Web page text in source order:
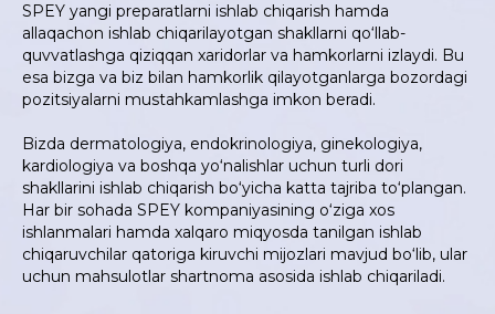
SPEY yangi preparatlarni ishlab chiqarish hamda
allaqachon ishlab chiqarilayotgan shakllarni qo‘llab-
quvvatlashga qiziqqan xaridorlar va hamkorlarni izlaydi. Bu
esa bizga va biz bilan hamkorlik qilayotganlarga bozordagi
pozitsiyalarni mustahkamlashga imkon beradi.
Bizda dermatologiya, endokrinologiya, ginekologiya,
kardiologiya va boshqa yo‘nalishlar uchun turli dori
shakllarini ishlab chiqarish bo‘yicha katta tajriba to‘plangan.
Har bir sohada SPEY kompaniyasining o‘ziga xos
ishlanmalari hamda xalqaro miqyosda tanilgan ishlab
chiqaruvchilar qatoriga kiruvchi mijozlari mavjud bo‘lib, ular
uchun mahsulotlar shartnoma asosida ishlab chiqariladi.